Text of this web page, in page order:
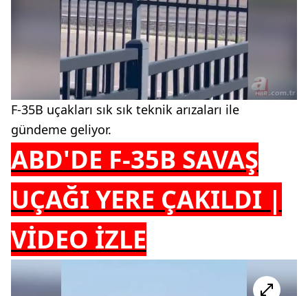
F-35B uçakları sık sık teknik arızaları ile
gündeme geliyor.
ABD'DE F-35B SAVAŞ
UÇAĞI YERE ÇAKILDI |
VİDEO İZLE